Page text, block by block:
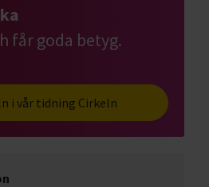
får goda betyg.
i vår tidning Cirkeln